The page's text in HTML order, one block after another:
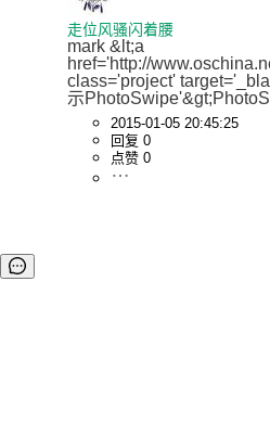
走位风骚闪着腰
mark &lt;a
href='http://
class='project'
示
2015-01-05 20:45:25
回复 0
点赞 0